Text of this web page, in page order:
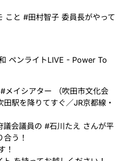
こと #田村智子 委員長がやって
ペンライトLIVE - Power To
#メイシアター （吹田市文化会
駅を降りてすぐ／JR京都線・
議会議員の #石川たえ さんが平
う！
！